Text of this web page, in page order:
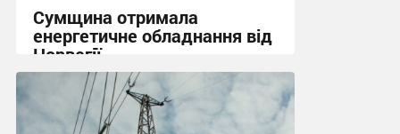
Сумщина отримала
енергетичне обладнання від
Норвегії
13:50, 7.08.2026